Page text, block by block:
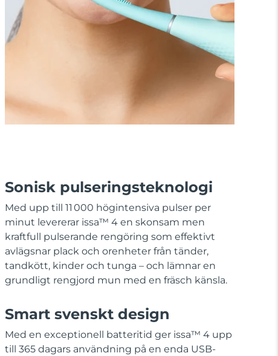
Sonisk pulseringsteknologi
Med upp till 11 000 högintensiva pulser per
minut levererar issa™ 4 en skonsam men
kraftfull pulserande rengöring som effektivt
avlägsnar plack och orenheter från tänder,
tandkött, kinder och tunga – och lämnar en
grundligt rengjord mun med en fräsch känsla.
Smart svenskt design
Med en exceptionell batteritid ger issa™ 4 upp
till 365 dagars användning på en enda USB-